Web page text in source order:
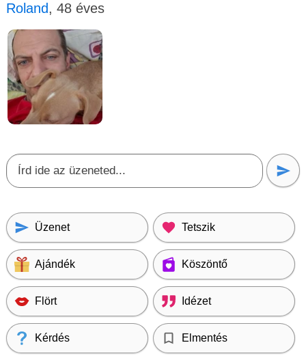
Roland, 48 éves
Üzenet Tetszik
Ajándék Köszöntő
Flört Idézet
Kérdés Elmentés